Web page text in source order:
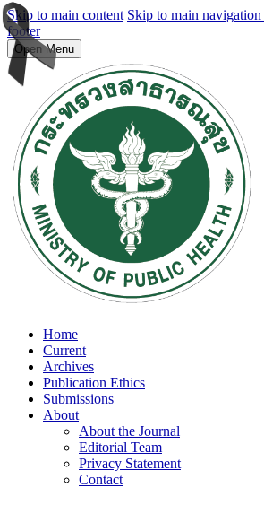
Skip to main content Skip to main navigation
footer
Open Menu
Home
Current
Archives
Publication Ethics
Submissions
About
About the Journal
Editorial Team
Privacy Statement
Contact